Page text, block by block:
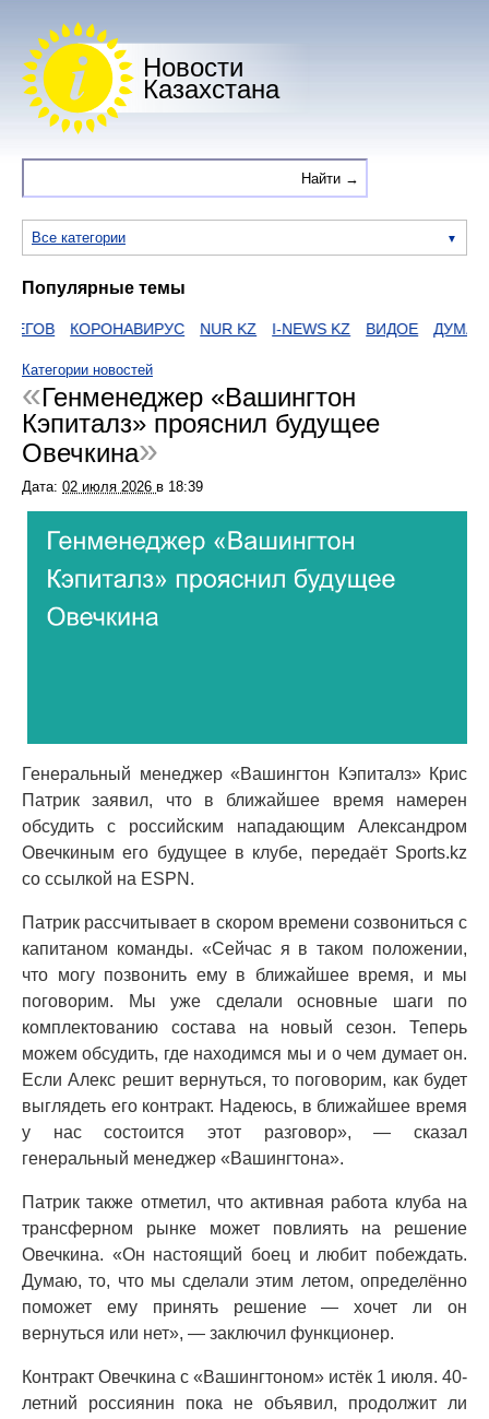
Новости
Казахстана
Все категории
Популярные темы
ЕГОВ КОРОНАВИРУС NUR KZ I-NEWS KZ ВИДОЕ ДУМАН
Категории новостей
Генменеджер «Вашингтон
Кэпиталз» прояснил будущее
Овечкина
Дата: 02 июля 2026 в 18:39
Генеральный менеджер «Вашингтон Кэпиталз» Крис
Патрик заявил, что в ближайшее время намерен
обсудить с российским нападающим Александром
Овечкиным его будущее в клубе, передаёт Sports.kz
со ссылкой на ESPN.
Патрик рассчитывает в скором времени созвониться с
капитаном команды. «Сейчас я в таком положении,
что могу позвонить ему в ближайшее время, и мы
поговорим. Мы уже сделали основные шаги по
комплектованию состава на новый сезон. Теперь
можем обсудить, где находимся мы и о чем думает он.
Если Алекс решит вернуться, то поговорим, как будет
выглядеть его контракт. Надеюсь, в ближайшее время
у нас состоится этот разговор», — сказал
генеральный менеджер «Вашингтона».
Патрик также отметил, что активная работа клуба на
трансферном рынке может повлиять на решение
Овечкина. «Он настоящий боец и любит побеждать.
Думаю, то, что мы сделали этим летом, определённо
поможет ему принять решение — хочет ли он
вернуться или нет», — заключил функционер.
Контракт Овечкина с «Вашингтоном» истёк 1 июля. 40-
летний россиянин пока не объявил, продолжит ли